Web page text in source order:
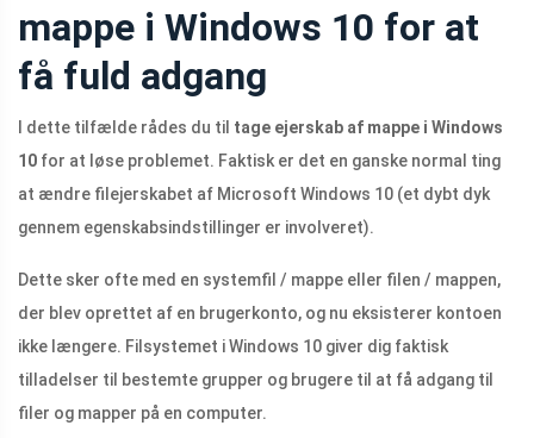
mappe i Windows 10 for at
få fuld adgang
I dette tilfælde rådes du til tage ejerskab af mappe i Windows
10 for at løse problemet. Faktisk er det en ganske normal ting
at ændre filejerskabet af Microsoft Windows 10 (et dybt dyk
gennem egenskabsindstillinger er involveret).
Dette sker ofte med en systemfil / mappe eller filen / mappen,
der blev oprettet af en brugerkonto, og nu eksisterer kontoen
ikke længere. Filsystemet i Windows 10 giver dig faktisk
tilladelser til bestemte grupper og brugere til at få adgang til
filer og mapper på en computer.